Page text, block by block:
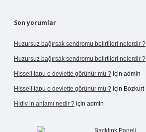
Son yorumlar
Huzursuz bağırsak sendromu belirtileri nelerdir ?
Huzursuz bağırsak sendromu belirtileri nelerdir ?
Hisseli tapu e devlette görünür mü ? için admin
Hisseli tapu e devlette görünür mü ? için Bozkurt
Hidiv in anlamı nedir ? için admin